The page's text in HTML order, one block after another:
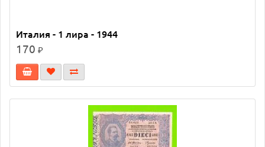
Италия - 1 лира - 1944
170 ₽